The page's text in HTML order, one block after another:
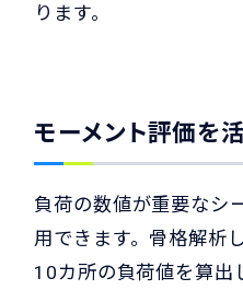
ります。
モーメント評価を
負荷の数値が重要なシ
用できます。骨格解析
10カ所の負荷値を算出